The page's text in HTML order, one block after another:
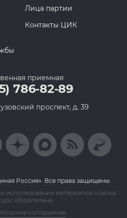
Лица партии
Контакты ЦИК
приемная
786-82-89
проспект, д. 39
Россия». Все права защищены.
использовании материалов ссылка
обязательна
соглашение